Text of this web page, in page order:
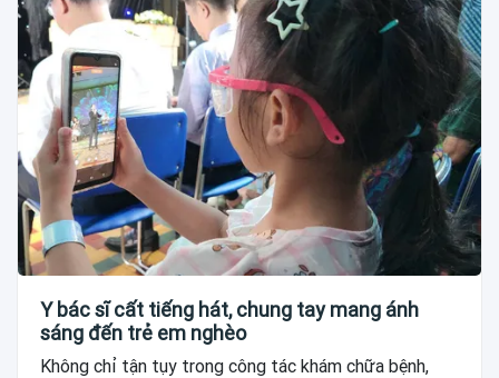
Y bác sĩ cất tiếng hát, chung tay mang ánh
sáng đến trẻ em nghèo
Không chỉ tận tụy trong công tác khám chữa bệnh,